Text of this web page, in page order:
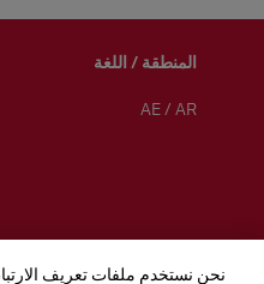
المنطقة / اللغة
AE/ AR
نحن نستخدم ملفات تعريف